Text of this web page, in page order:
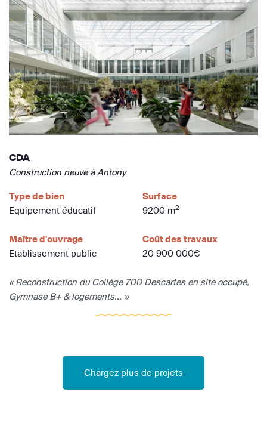
CDA
Construction neuve à Antony
Type de bien
Equipement éducatif
Surface
9200 m2
Maître d'ouvrage
Etablissement public
Coût des travaux
20 900 000€
« Reconstruction du Collège 700 Descartes en site occupé,
Gymnase B+ & logements... »
Chargez plus de projets